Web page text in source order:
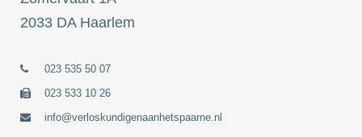
2033 DA Haarlem
023 535 50 07
023 533 10 26
info@verloskundigenaanhetspaarne.nl